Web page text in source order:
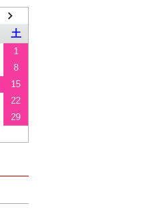
土
1
8
15
22
29